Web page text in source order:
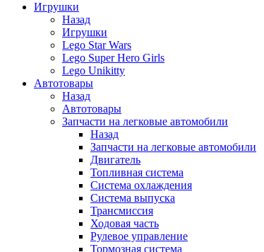
Игрушки
Назад
Игрушки
Lego Star Wars
Lego Super Hero Girls
Lego Unikitty
Автотовары
Назад
Автотовары
Запчасти на легковые автомобили
Назад
Запчасти на легковые автомобили
Двигатель
Топливная система
Система охлаждения
Система выпуска
Трансмиссия
Ходовая часть
Рулевое управление
Тормозная система